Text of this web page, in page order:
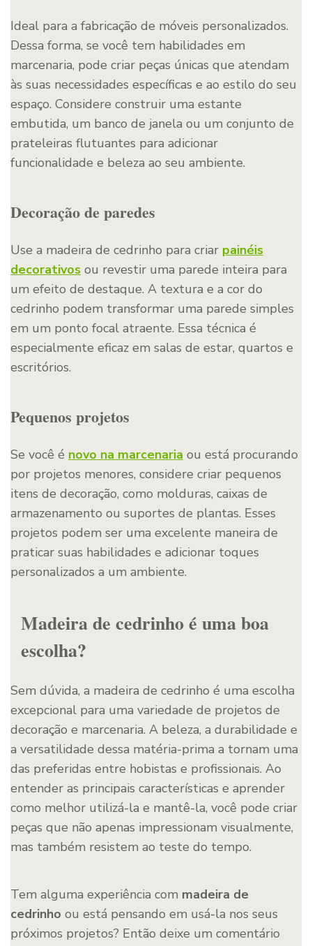
Ideal para a fabricação de móveis personalizados.
Dessa forma, se você tem habilidades em
marcenaria, pode criar peças únicas que atendam
às suas necessidades específicas e ao estilo do seu
espaço. Considere construir uma estante
embutida, um banco de janela ou um conjunto de
prateleiras flutuantes para adicionar
funcionalidade e beleza ao seu ambiente.
Decoração de paredes
Use a madeira de cedrinho para criar painéis
decorativos ou revestir uma parede inteira para
um efeito de destaque. A textura e a cor do
cedrinho podem transformar uma parede simples
em um ponto focal atraente. Essa técnica é
especialmente eficaz em salas de estar, quartos e
escritórios.
Pequenos projetos
Se você é novo na marcenaria ou está procurando
por projetos menores, considere criar pequenos
itens de decoração, como molduras, caixas de
armazenamento ou suportes de plantas. Esses
projetos podem ser uma excelente maneira de
praticar suas habilidades e adicionar toques
personalizados a um ambiente.
Madeira de cedrinho é uma boa
escolha?
Sem dúvida, a madeira de cedrinho é uma escolha
excepcional para uma variedade de projetos de
decoração e marcenaria. A beleza, a durabilidade e
a versatilidade dessa matéria-prima a tornam uma
das preferidas entre hobistas e profissionais. Ao
entender as principais características e aprender
como melhor utilizá-la e mantê-la, você pode criar
peças que não apenas impressionam visualmente,
mas também resistem ao teste do tempo.
Tem alguma experiência com madeira de
cedrinho ou está pensando em usá-la nos seus
próximos projetos? Então deixe um comentário